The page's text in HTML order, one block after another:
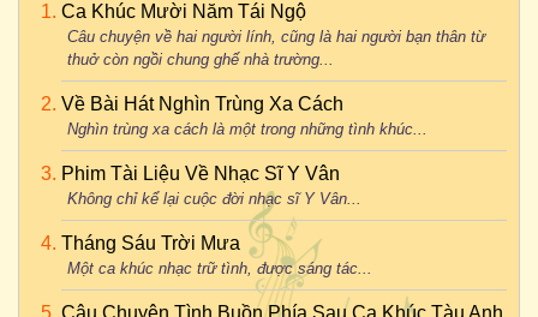
Ca Khúc Mười Năm Tái Ngộ
Câu chuyện về hai người lính, cũng là hai người bạn thân từ
thuở còn ngồi chung ghế nhà trường...
Về Bài Hát Nghìn Trùng Xa Cách
Nghìn trùng xa cách là một trong những tình khúc...
Phim Tài Liệu Về Nhạc Sĩ Y Vân
Không chỉ kể lại cuộc đời nhạc sĩ Y Vân...
Tháng Sáu Trời Mưa
Một ca khúc nhạc trữ tình, được sáng tác...
Câu Chuyện Tình Buồn Phía Sau Ca Khúc Tàu Anh